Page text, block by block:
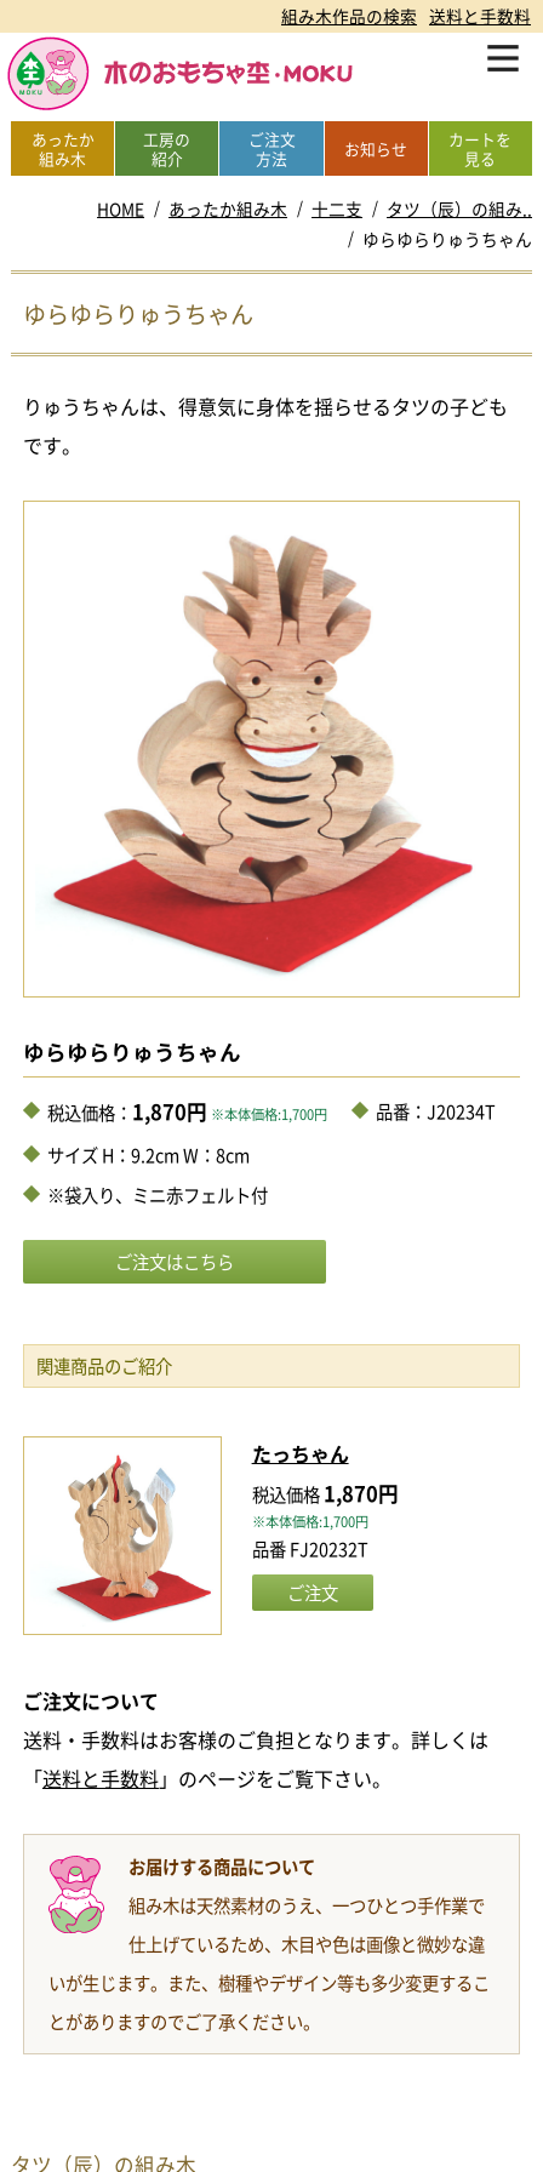
組み木作品の検索 送料と手数料
あったか
組み木
工房の
紹介
ご注文
方法
お知らせ
カートを
見る
HOME あったか組み木 十二支
タツ（辰）の組み..
ゆらゆらりゅうちゃん
ゆらゆらりゅうちゃん
りゅうちゃんは、得意気に身体を揺らせるタツの子ども
です。
ゆらゆらりゅうちゃん
税込価格： 1,870円 ※本体価格:1,700円
品番：J20234T
サイズ H：9.2cm W：8cm
※袋入り、ミニ赤フェルト付
関連商品のご紹介
たっちゃん
税込価格1,870円
※本体価格:1,700円
品番 FJ20232T
ご注文について
送料・手数料はお客様のご負担となります。詳しくは
「送料と手数料」のページをご覧下さい。
お届けする商品について
組み木は天然素材のうえ、一つひとつ手作業で
仕上げているため、木目や色は画像と微妙な違
いが生じます。また、樹種やデザイン等も多少変更するこ
とがありますのでご了承ください。
タツ（辰）の組み木